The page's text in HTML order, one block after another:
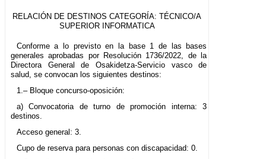
RELACIÓN DE DESTINOS CATEGORÍA: TÉCNICO/A
SUPERIOR INFORMATICA
Conforme a lo previsto en la base 1 de las bases
generales aprobadas por Resolución 1736/2022, de la
Directora General de Osakidetza-Servicio vasco de
salud, se convocan los siguientes destinos:
1.– Bloque concurso-oposición:
a) Convocatoria de turno de promoción interna: 3
destinos.
Acceso general: 3.
Cupo de reserva para personas con discapacidad: 0.